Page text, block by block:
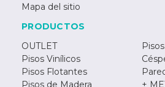
Mapa del sitio
PRODUCTOS
OUTLET
Pisos Vinílicos
Pisos Flotantes
Pisos de Madera
+